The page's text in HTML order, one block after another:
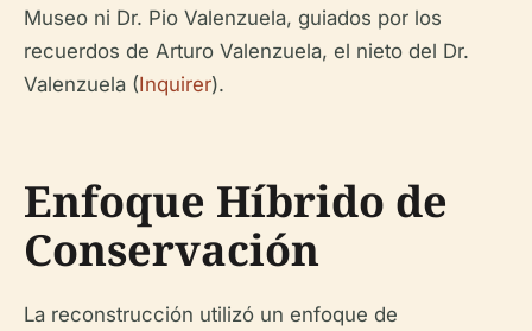
Museo ni Dr. Pio Valenzuela, guiados por los
recuerdos de Arturo Valenzuela, el nieto del Dr.
Valenzuela (Inquirer).
Enfoque Híbrido de
Conservación
La reconstrucción utilizó un enfoque de